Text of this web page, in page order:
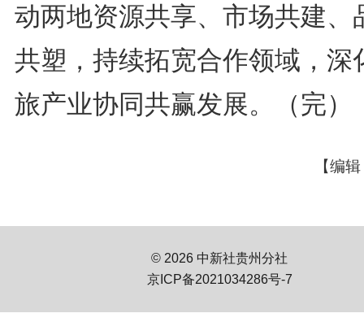
动两地资源共享、市场共建、
共塑，持续拓宽合作领域，深
旅产业协同共赢发展。（完）
【编
© 2026 中新社贵州分社
京ICP备2021034286号-7